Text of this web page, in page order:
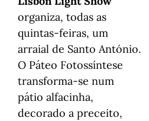
organiza, todas as
quintas-feiras, um
arraial de Santo António.
O Páteo Fotossíntese
transforma-se num
pátio alfacinha,
decorado a preceito,